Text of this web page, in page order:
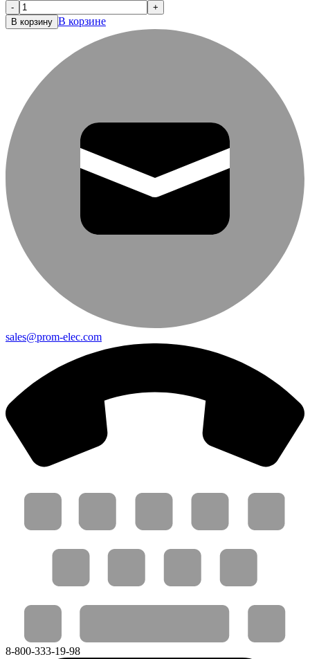
-
+
В корзину В корзине
sales@prom-elec.com
8-800-333-19-98